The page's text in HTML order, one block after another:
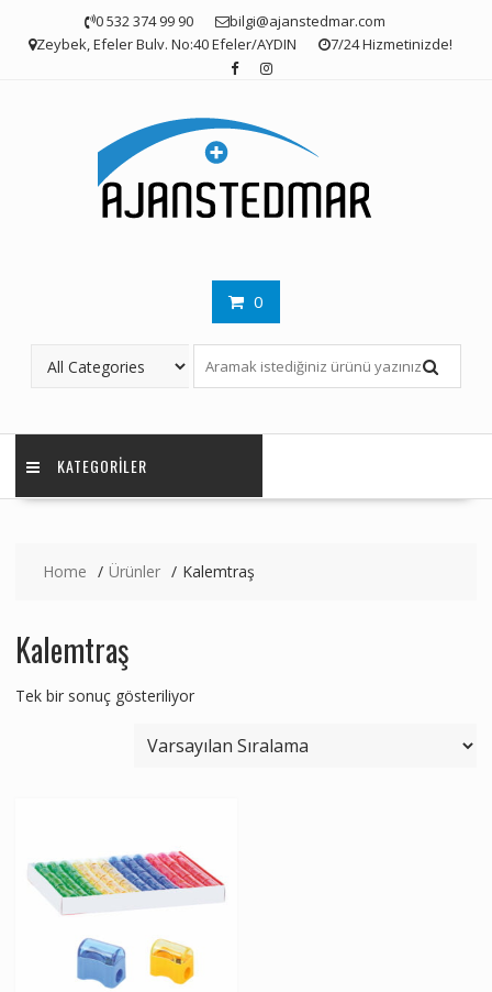
0 532 374 99 90
bilgi@ajanstedmar.com
Zeybek, Efeler Bulv. No:40 Efeler/AYDIN
7/24 Hizmetinizde!
0
KATEGORILER
Home Ürünler Kalemtraş
Kalemtraş
Tek bir sonuç gösteriliyor